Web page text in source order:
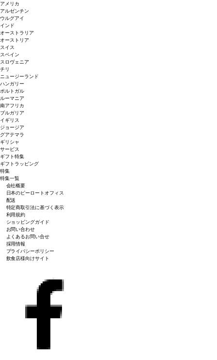
アメリカ
アルゼンチン
ウルグアイ
インド
オーストラリア
オーストリア
スイス
スペイン
スロヴェニア
チリ
ニュージーランド
ハンガリー
ポルトガル
ルーマニア
南アフリカ
ブルガリア
イギリス
ジョージア
グアテマラ
ギリシャ
サービス
ギフト特集
ギフトラッピング
特集
特集一覧
会社概要
日本のピーロートオフィス
配送
特定商取引法に基づく表示
利用規約
ショッピングガイド
お問い合わせ
よくあるお問い合せ
採用情報
プライバシーポリシー
飲食店様向けサイト